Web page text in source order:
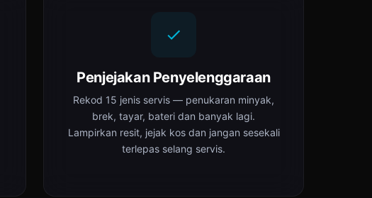
Penjejakan Penyelenggaraan
Rekod 15 jenis servis — penukaran minyak,
brek, tayar, bateri dan banyak lagi.
Lampirkan resit, jejak kos dan jangan sesekali
terlepas selang servis.